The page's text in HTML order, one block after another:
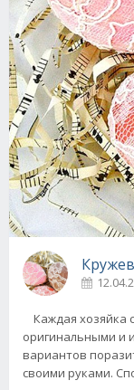
Каждая хозяйка
оригинальными и
вариантов
своими руками.